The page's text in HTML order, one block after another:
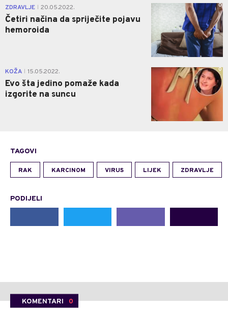
ZDRAVLJE 20.05.2022.
Četiri načina da spriječite pojavu
hemoroida
0
KOŽA 15.05.2022.
Evo šta jedino pomaže kada
izgorite na suncu
0
TAGOVI
RAK KARCINOM VIRUS LIJEK ZDRAVLJE
PODIJELI
KOMENTARI 0